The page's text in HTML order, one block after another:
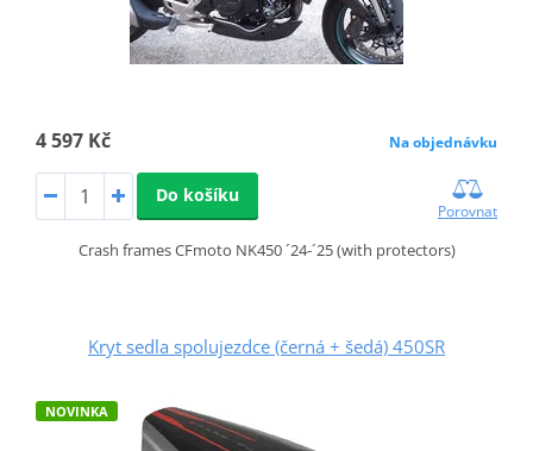
4 597 Kč Na objednávku
Do košíku
Porovnat
Crash frames CFmoto NK450 ´24-´25 (with protectors)
Kryt sedla spolujezdce (černá + šedá) 450SR
NOVINKA